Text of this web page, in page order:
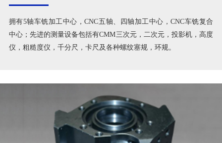
拥有5轴车铣加工中心，CNC五轴、四轴加工中心，CNC车铣复合
中心；先进的测量设备包括有CMM三次元，二次元，投影机，高度
仪，粗糙度仪，千分尺，卡尺及各种螺纹塞规，环规。